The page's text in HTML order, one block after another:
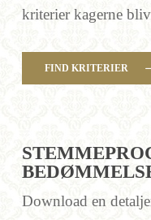
kriterier kagerne
FIND KRITERIER
Download en